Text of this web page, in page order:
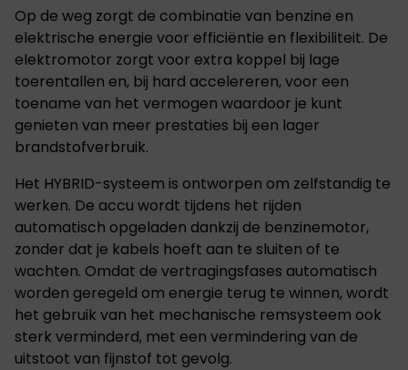
Op de weg zorgt de combinatie van benzine en
elektrische energie voor efficiëntie en flexibiliteit. De
elektromotor zorgt voor extra koppel bij lage
toerentallen en, bij hard accelereren, voor een
toename van het vermogen waardoor je kunt
genieten van meer prestaties bij een lager
brandstofverbruik.
Het HYBRID-systeem is ontworpen om zelfstandig te
werken. De accu wordt tijdens het rijden
automatisch opgeladen dankzij de benzinemotor,
zonder dat je kabels hoeft aan te sluiten of te
wachten. Omdat de vertragingsfases automatisch
worden geregeld om energie terug te winnen, wordt
het gebruik van het mechanische remsysteem ook
sterk verminderd, met een vermindering van de
uitstoot van fijnstof tot gevolg.